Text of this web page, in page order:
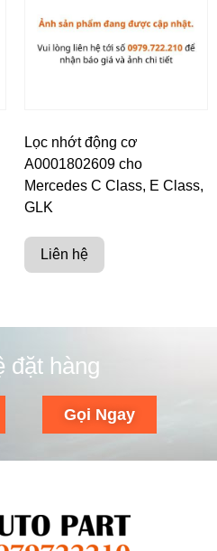
Lọc nhớt động cơ
A0001802609 cho
Mercedes C Class, E Class,
GLK
Liên hệ
đặt hàng
Gọi Ngay